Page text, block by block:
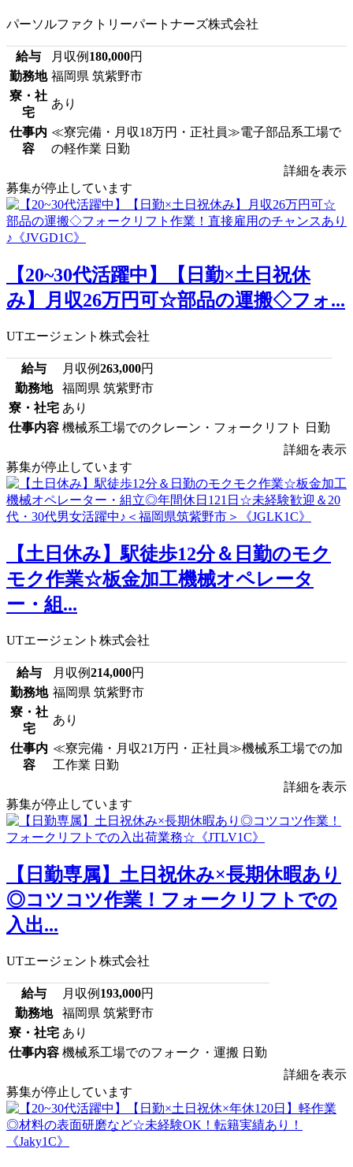
パーソルファクトリーパートナーズ株式会社
給与 月収例 180,000円
勤務地 福岡県 筑紫野市
寮・社
宅
あり
仕事内
容
≪寮完備・月収18万円・正社員≫電子部品系工場で
の軽作業 日勤
詳細を表示
募集が停止しています
【20~30代活躍中】【日勤×土日祝休
み】月収26万円可☆部品の運搬◇フォ...
UTエージェント株式会社
給与 月収例263,000円
勤務地
福岡県 筑紫野市
寮・社宅 あり
仕事内容 機械系工場でのクレーン・フォークリフト 日勤
詳細を表示
募集が停止しています
【土日休み】駅徒歩12分＆日勤のモク
モク作業☆板金加工機械オペレータ
ー・組...
UTエージェント株式会社
給与 月収例214,000円
勤務地 福岡県 筑紫野市
寮・社
宅
あり
仕事内
容
≪寮完備・月収21万円・正社員≫機械系工場での加
工作業 日勤
詳細を表示
募集が停止しています
【日勤専属】土日祝休み×長期休暇あり
◎コツコツ作業！フォークリフトでの
入出...
UTエージェント株式会社
給与 月収例 193,000円
勤務地
福岡県 筑紫野市
寮・社宅 あり
仕事内容 機械系工場でのフォーク・運搬 日勤
詳細を表示
募集が停止しています